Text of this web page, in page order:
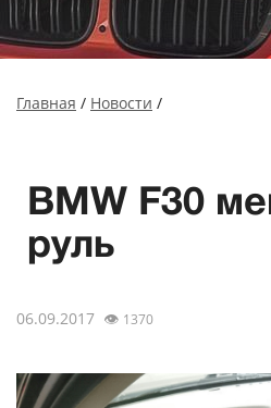
Главная / Новости /
BMW F30
руль
06.09.2017 👁 1370